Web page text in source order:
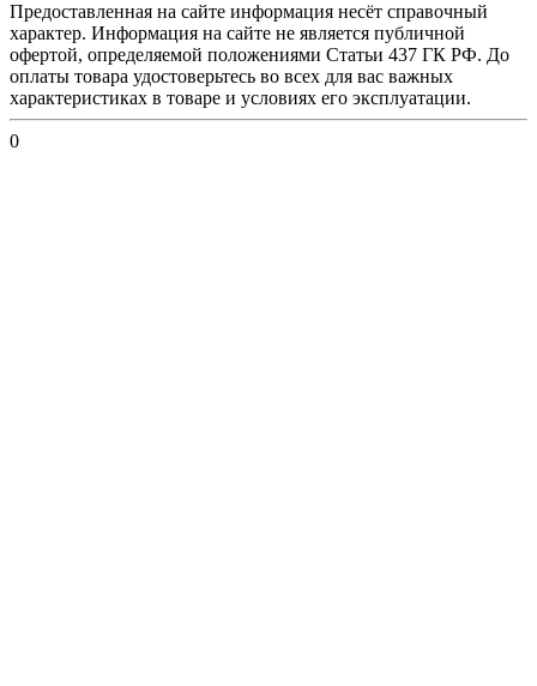
Предоставленная на сайте информация несёт справочный
характер. Информация на сайте не является публичной
офертой, определяемой положениями Статьи 437 ГК РФ. До
оплаты товара удостоверьтесь во всех для вас важных
характеристиках в товаре и условиях его эксплуатации.
0